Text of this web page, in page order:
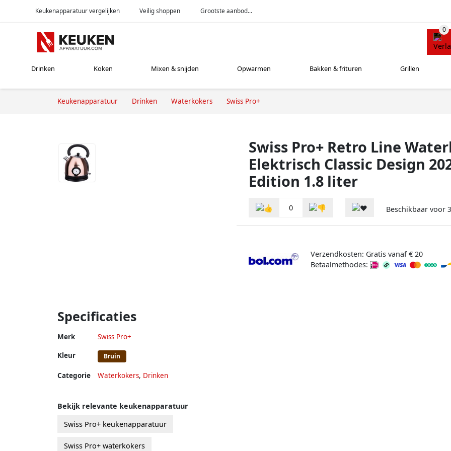
Keukenapparatuur vergelijken Veilig shoppen Grootste aanbod...
Drinken Koken Mixen & snijden Opwarmen Bakken & frituren Grillen
Keukenapparatuur Drinken Waterkokers Swiss Pro+
Swiss Pro+ Retro Line
Elektrisch Classic Design
Edition 1.8 liter
0 Beschikbaar voor
Verzendkosten: Gratis vanaf € 20
Betaalmethodes:
Specificaties
Merk Swiss Pro+
Kleur Bruin
Categorie Waterkokers, Drinken
Bekijk relevante keukenapparatuur
Swiss Pro+ keukenapparatuur
Swiss Pro+ waterkokers